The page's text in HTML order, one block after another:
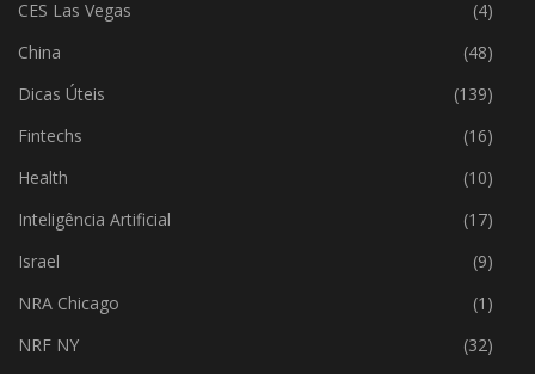
CES Las Vegas
(4)
China
(48)
Dicas Úteis
(139)
Fintechs
(16)
Health
(10)
Inteligência Artificial
(17)
Israel
(9)
NRA Chicago
(1)
NRF NY
(32)